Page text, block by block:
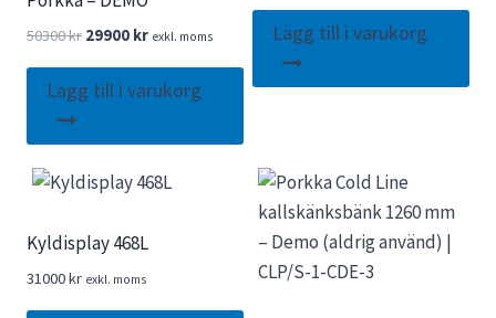
50300kr Det
priset
29900 krDet
priset
exkl. moms
Lägg till i varukorg
Lägg till i varukorg
Kyldisplay 468L
31000kr exkl. moms